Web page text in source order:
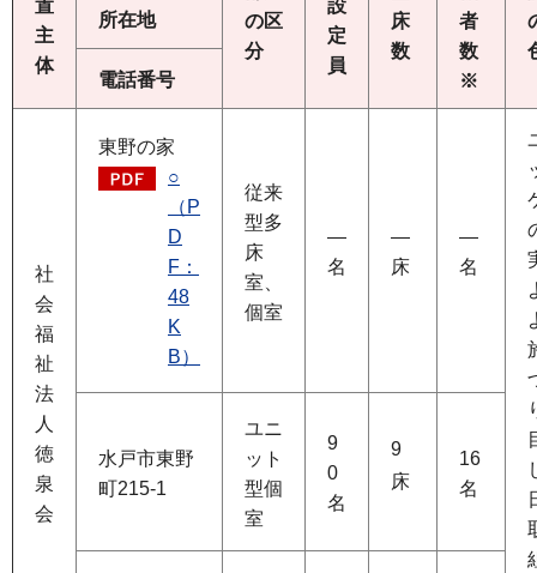
置
主
体
の区
分
設
定
員
床
数
者
数
※
所在地
電話番号
社
会
福
祉
法
人
徳
泉
会
東野の家
○
（P
D
F：
48
K
B）
従来
型多
床
室、
個室
―
名
―
床
―
名
水戸市東野
町215-1
ユニ
ット
型個
室
9
0
名
9
床
16
名